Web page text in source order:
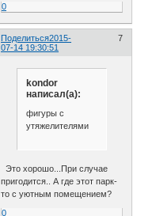
0
Поделиться 7
2015-
07-14 19:30:51
kondor
написал(а):
фигуры с
утяжелителями
Это хорошо...При случае
пригодится.. А где этот парк-
то с уютным помещением?
0